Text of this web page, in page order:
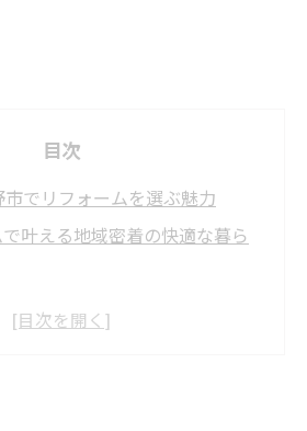
目次
でリフォームを選ぶ魅力
叶える地域密着の快適な暮ら